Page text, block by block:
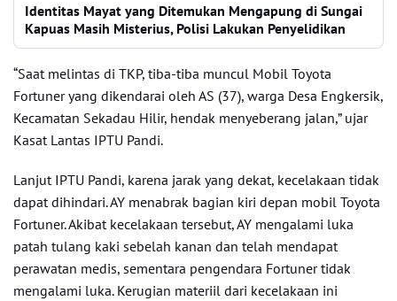
Identitas Mayat yang Ditemukan Mengapung di Sungai
Kapuas Masih Misterius, Polisi Lakukan Penyelidikan
“Saat melintas di TKP, tiba-tiba muncul Mobil Toyota
Fortuner yang dikendarai oleh AS (37), warga Desa Engkersik,
Kecamatan Sekadau Hilir, hendak menyeberang jalan,” ujar
Kasat Lantas IPTU Pandi.
Lanjut IPTU Pandi, karena jarak yang dekat, kecelakaan tidak
dapat dihindari. AY menabrak bagian kiri depan mobil Toyota
Fortuner. Akibat kecelakaan tersebut, AY mengalami luka
patah tulang kaki sebelah kanan dan telah mendapat
perawatan medis, sementara pengendara Fortuner tidak
mengalami luka. Kerugian materiil dari kecelakaan ini